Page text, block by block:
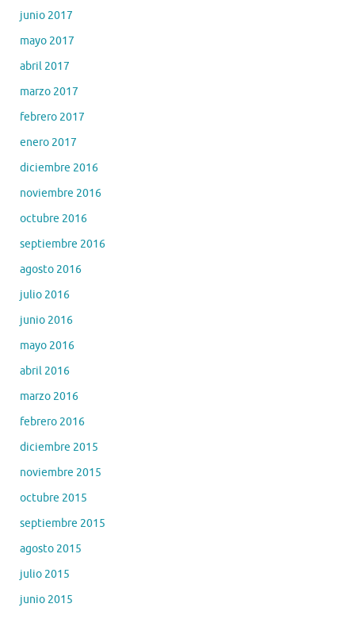
junio 2017
mayo 2017
abril 2017
marzo 2017
febrero 2017
enero 2017
diciembre 2016
noviembre 2016
octubre 2016
septiembre 2016
agosto 2016
julio 2016
junio 2016
mayo 2016
abril 2016
marzo 2016
febrero 2016
diciembre 2015
noviembre 2015
octubre 2015
septiembre 2015
agosto 2015
julio 2015
junio 2015